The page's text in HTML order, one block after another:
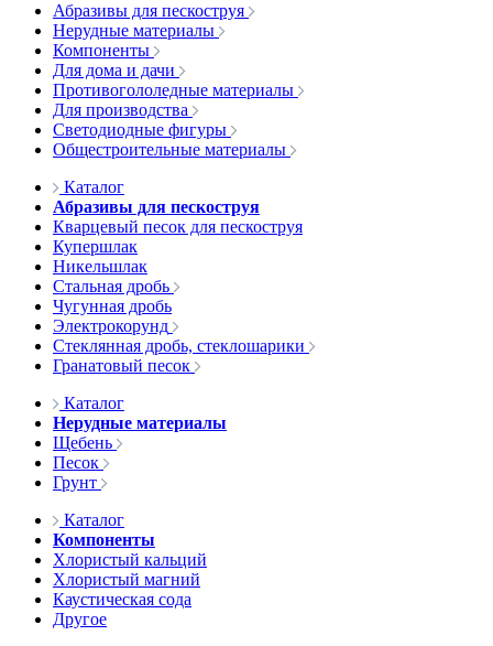
Абразивы для пескоструя
Нерудные материалы
Компоненты
Для дома и дачи
Противогололедные материалы
Для производства
Светодиодные фигуры
Общестроительные материалы
Каталог
Абразивы для пескоструя
Кварцевый песок для пескоструя
Купершлак
Никельшлак
Стальная дробь
Чугунная дробь
Электрокорунд
Стеклянная дробь, стеклошарики
Гранатовый песок
Каталог
Нерудные материалы
Щебень
Песок
Грунт
Каталог
Компоненты
Хлористый кальций
Хлористый магний
Каустическая сода
Другое